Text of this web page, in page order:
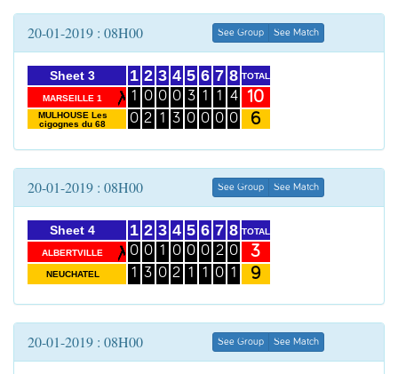
20-01-2019 : 08H00 See Group See Match
Sheet 3
MARSEILLE 1
MULHOUSE Les
cigognes du 68
1
1
0
2
0
2
3
0
1
4
0
3
5
3
0
6
1
0
7
1
0
8
4
0
TOTAL
10
6
20-01-2019 : 08H00 See Group See Match
Sheet 4
ALBERTVILLE
NEUCHATEL
1
0
1
2
0
3
3
1
0
4
0
2
5
0
1
6
0
1
7
2
0
8
0
1
TOTAL
3
9
20-01-2019 : 08H00 See Group See Match